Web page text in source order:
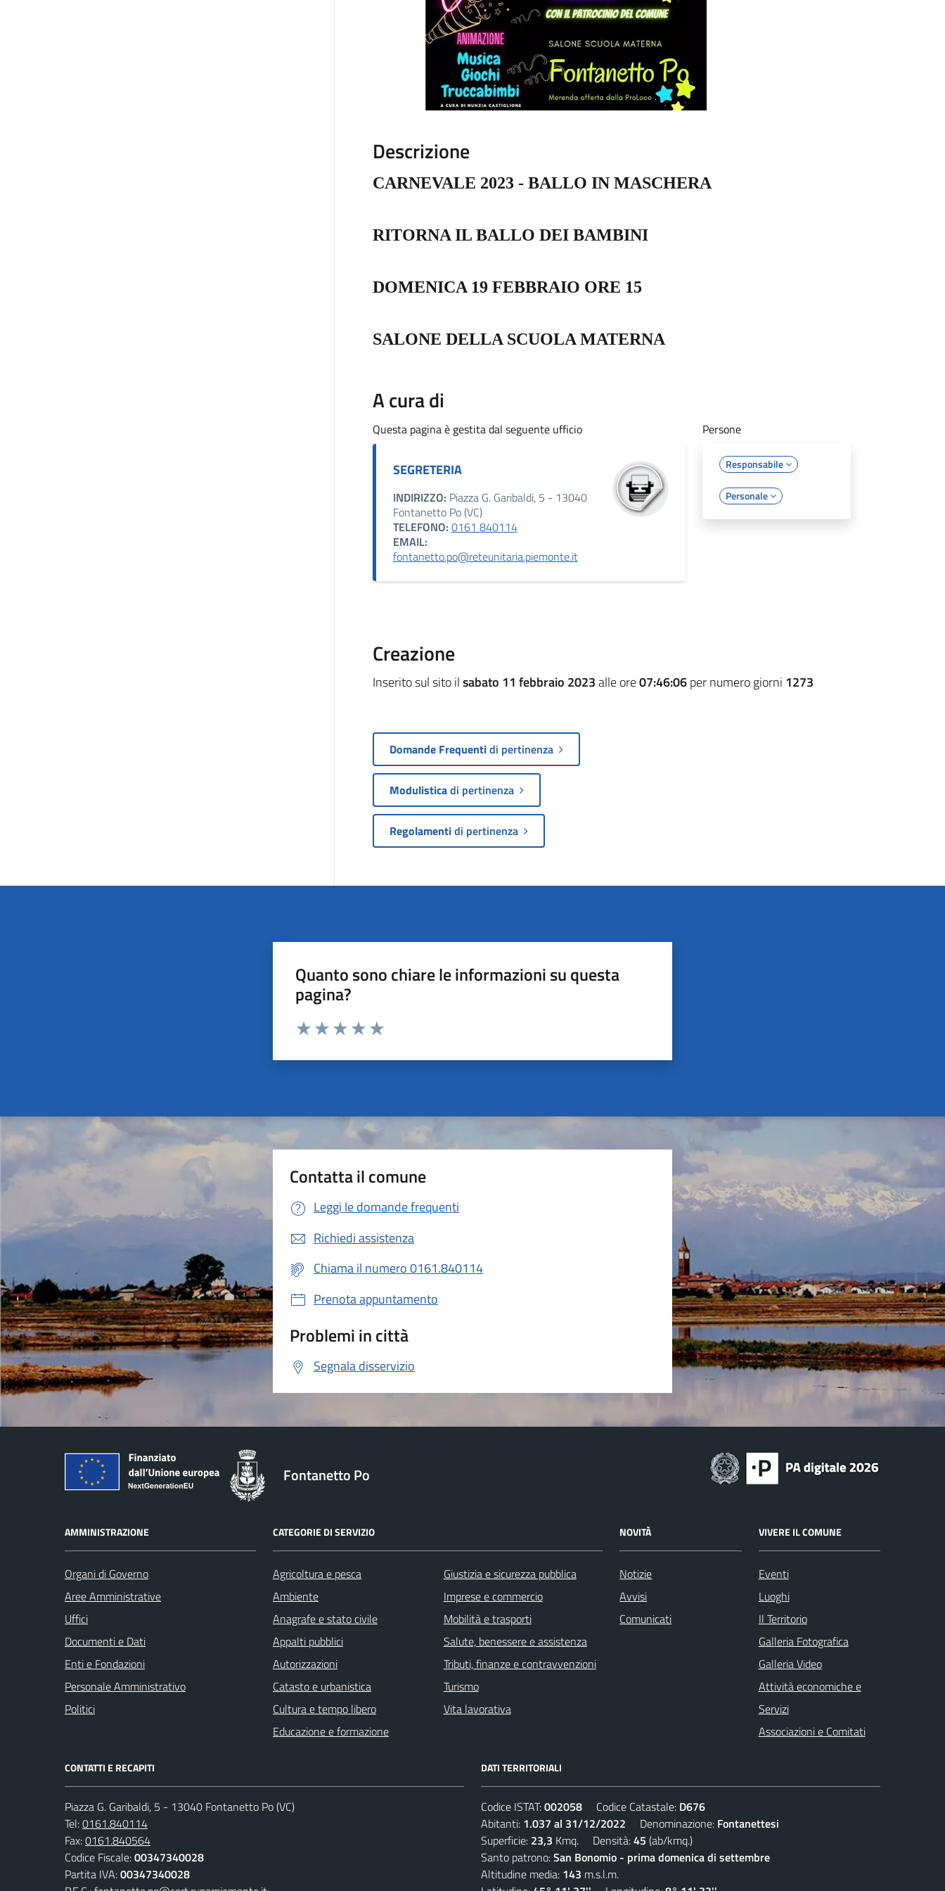
Descrizione
CARNEVALE 2023 - BALLO IN MASCHERA
RITORNA IL BALLO DEI BAMBINI
DOMENICA 19 FEBBRAIO ORE 15
SALONE DELLA SCUOLA MATERNA
A cura di
Questa pagina è gestita dal seguente ufficio
SEGRETERIA
INDIRIZZO: Piazza G. Garibaldi, 5 - 13040
Fontanetto Po (VC)
TELEFONO: 0161 840114
EMAIL:
fontanetto.po@reteunitaria.piemonte.it
Persone
Responsabile
Personale
Creazione
Inserito sul sito ilsabato 11 febbraio 2023alle ore07:46:06per numero giorni 1273
Domande Frequentidi pertinenza
Modulisticadi pertinenza
Regolamentidi pertinenza
Quanto sono chiare le informazioni su questa
pagina?
Valuta da 1 a 5 stelle la pagina
Contatta il comune
Leggi le domande frequenti
Richiedi assistenza
Chiama il numero 0161.840114
Prenota appuntamento
Problemi in città
Segnala disservizio
Fontanetto Po
AMMINISTRAZIONE
Organi di Governo
Aree Amministrative
Uffici
Documenti e Dati
Enti e Fondazioni
Personale Amministrativo
Politici
CATEGORIE DI SERVIZIO
Agricoltura e pesca
Ambiente
Anagrafe e stato civile
Appalti pubblici
Autorizzazioni
Catasto e urbanistica
Cultura e tempo libero
Educazione e formazione
Giustizia e sicurezza pubblica
Imprese e commercio
Mobilità e trasporti
Salute, benessere e assistenza
Tributi, finanze e contravvenzioni
Turismo
Vita lavorativa
NOVITÀ
Notizie
Avvisi
Comunicati
VIVERE IL COMUNE
Eventi
Luoghi
Il Territorio
Galleria Fotografica
Galleria Video
Attività economiche e
Servizi
Associazioni e Comitati
CONTATTI E RECAPITI
Piazza G. Garibaldi, 5 - 13040 Fontanetto Po (VC)
Tel:0161.840114
Fax:0161.840564
Codice Fiscale:00347340028
Partita IVA:00347340028
DATI TERRITORIALI
Codice ISTAT:002058 Codice Catastale: D676
Abitanti: 1.037 al 31/12/2022 Denominazione: Fontanettesi
Superficie: 23,3 Kmq. Densità:45 (ab/kmq.)
Santo patrono:San Bonomio - prima domenica di settembre
Altitudine media: 143 m.s.l.m.